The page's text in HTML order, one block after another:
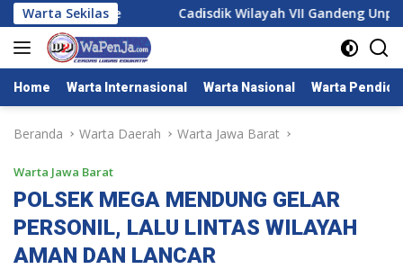
Langsung
ke
konten
Warta Sekilas Cadisdik Wilayah VII Gandeng Unpas:
Home Warta Internasional Warta Nasional Warta
Beranda Warta Daerah Warta Jawa Barat
Warta Jawa Barat
POLSEK MEGA MENDUNG GELAR
PERSONIL, LALU LINTAS WILAYAH
AMAN DAN LANCAR